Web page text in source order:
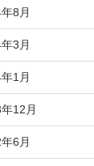
8月
3月
1月
12月
6月